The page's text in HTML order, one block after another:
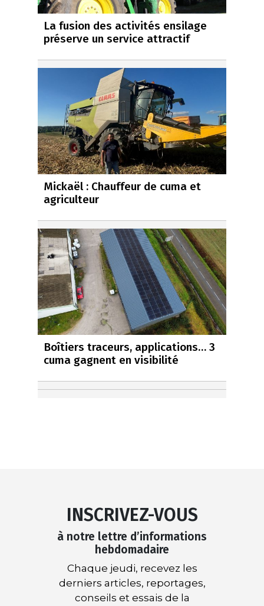
La fusion des activités ensilage
préserve un service attractif
Mickaël : Chauffeur de cuma et
agriculteur
Boîtiers traceurs, applications… 3
cuma gagnent en visibilité
INSCRIVEZ-VOUS
à notre lettre d’informations
hebdomadaire
Chaque jeudi, recevez les
derniers articles, reportages,
conseils et essais de la